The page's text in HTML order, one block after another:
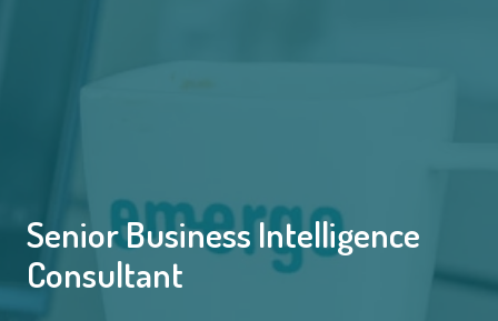
Senior Business Intelligence
Consultant